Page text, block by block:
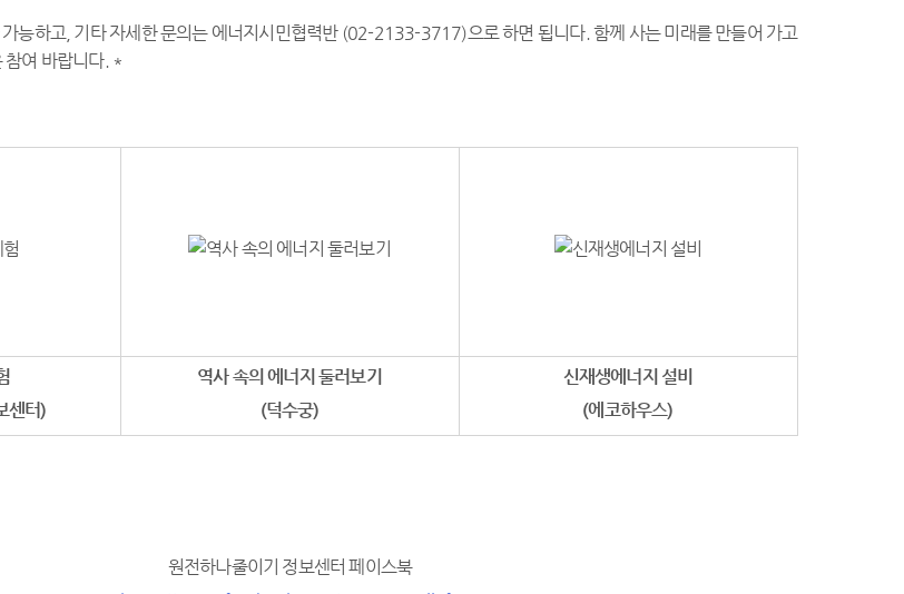
능하고, 기타 자세한 문의는 에너지시민협력반 (02-2133-3717)으로 하면 됩니다. 함께 사는 미래를 만들어 가고
참여 바랍니다. *
센터)
역사 속의 에너지 둘러보기
(덕수궁)
신재생에너지 설비
(에코하우스)
원전하나줄이기 정보센터 페이스북